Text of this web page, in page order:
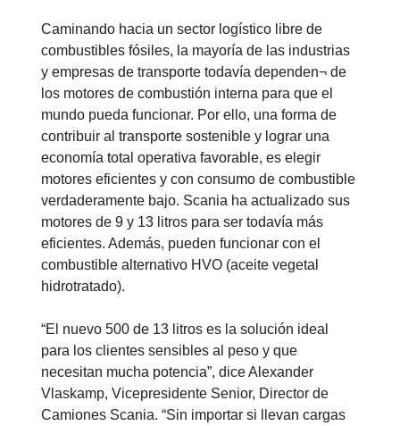
Caminando hacia un sector logístico libre de
combustibles fósiles, la mayoría de las industrias
y empresas de transporte todavía dependen¬ de
los motores de combustión interna para que el
mundo pueda funcionar. Por ello, una forma de
contribuir al transporte sostenible y lograr una
economía total operativa favorable, es elegir
motores eficientes y con consumo de combustible
verdaderamente bajo. Scania ha actualizado sus
motores de 9 y 13 litros para ser todavía más
eficientes. Además, pueden funcionar con el
combustible alternativo HVO (aceite vegetal
hidrotratado).
“El nuevo 500 de 13 litros es la solución ideal
para los clientes sensibles al peso y que
necesitan mucha potencia”, dice Alexander
Vlaskamp, Vicepresidente Senior, Director de
Camiones Scania. “Sin importar si llevan cargas